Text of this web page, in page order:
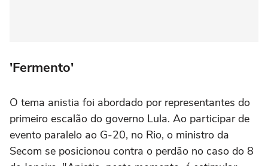
'Fermento'
O tema anistia foi abordado por representantes do
primeiro escalão do governo Lula. Ao participar de
evento paralelo ao G-20, no Rio, o ministro da
Secom se posicionou contra o perdão no caso do 8